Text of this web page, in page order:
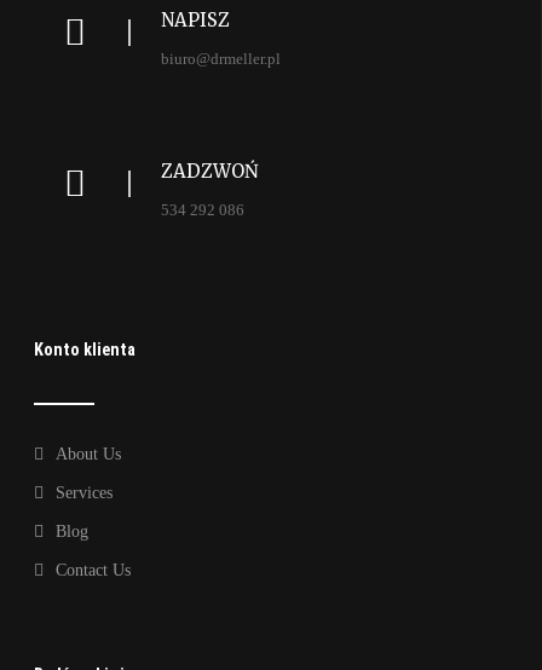
NAPISZ
biuro@drmeller.pl
ZADZWOŃ
534 292 086
Konto klienta
About Us
Services
Blog
Contact Us